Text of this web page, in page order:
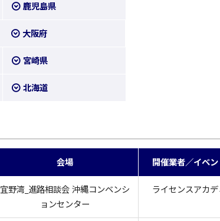
鹿児島県
大阪府
宮崎県
北海道
会場 開催業者／イベン
宜野湾_進路相談会 沖縄コンベンシ
ョンセンター
ライセンスアカデ